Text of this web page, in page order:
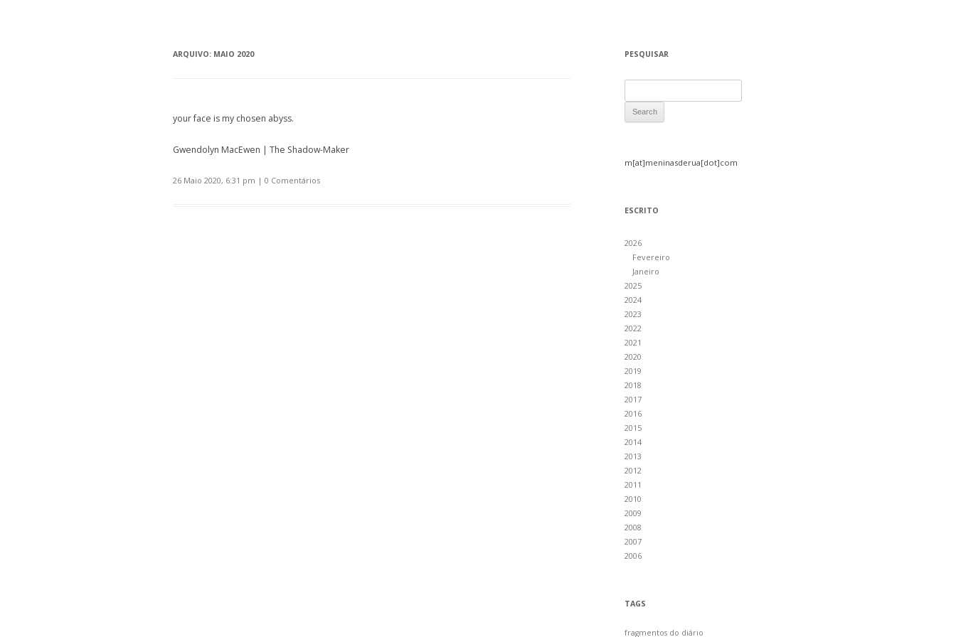
ARQUIVO: MAIO 2020
your face is my chosen abyss.
Gwendolyn MacEwen | The Shadow-Maker
26 Maio 2020, 6:31 pm | 0 Comentários
PESQUISAR
m[at]meninasderua[dot]com
ESCRITO
2026
Fevereiro
Janeiro
2025
2024
2023
2022
2021
2020
2019
2018
2017
2016
2015
2014
2013
2012
2011
2010
2009
2008
2007
2006
TAGS
fragmentos do diário